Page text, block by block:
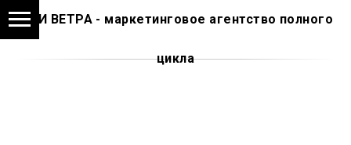
АМИ ВЕТРА - маркетинговое агентство полного
цикла